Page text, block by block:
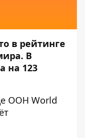
в рейтинге
В
на 123
ООН World